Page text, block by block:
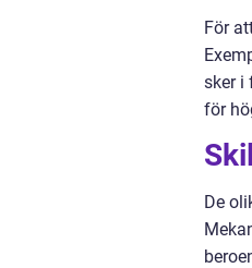
För
sker i
för
De